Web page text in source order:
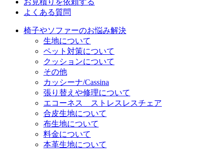
お見積りを依頼する
よくある質問
椅子やソファーのお悩み解決
生地について
ペット対策について
クッションについて
その他
カッシーナ/Cassina
張り替えや修理について
エコーネス ストレスレスチェア
合皮生地について
布生地について
料金について
本革生地について